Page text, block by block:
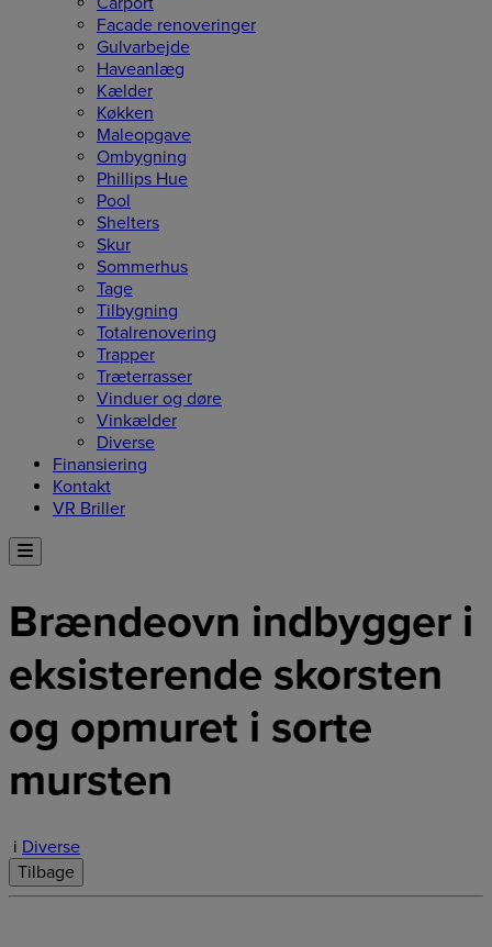
Facade renoveringer
Gulvarbejde
Haveanlæg
Kælder
Køkken
Maleopgave
Ombygning
Phillips Hue
Pool
Shelters
Skur
Sommerhus
Tage
Tilbygning
Totalrenovering
Trapper
Træterrasser
Vinduer og døre
Vinkælder
Diverse
Finansiering
Kontakt
VR Briller
Brændeovn indbygger i
eksisterende skorsten
og opmuret i sorte
mursten
i Diverse
Tilbage